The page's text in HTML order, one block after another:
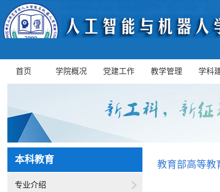
首页 学院概况 党建工作 教学管理 学科
本科教育
专业介绍
教育部高等教